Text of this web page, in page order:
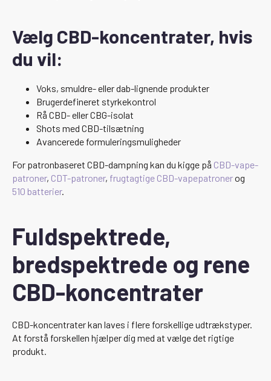
Vælg CBD-koncentrater, hvis
du vil:
Voks, smuldre- eller dab-lignende produkter
Brugerdefineret styrkekontrol
Rå CBD- eller CBG-isolat
Shots med CBD-tilsætning
Avancerede formuleringsmuligheder
For patronbaseret CBD-dampning kan du kigge på CBD-vape-
patroner, CDT-patroner, frugtagtige CBD-vapepatronerog
510 batterier.
Fuldspektrede,
bredspektrede og rene
CBD-koncentrater
CBD-koncentrater kan laves i flere forskellige udtrækstyper.
At forstå forskellen hjælper dig med at vælge det rigtige
produkt.